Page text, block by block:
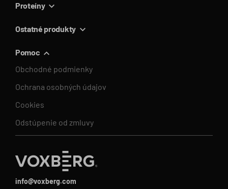
info@voxberg.com
Proteíny
Ostatné produkty
Pomoc
Obchodné podmienky
Ochrana osobných údajov
Cookies
Odstúpenie od zmluvy